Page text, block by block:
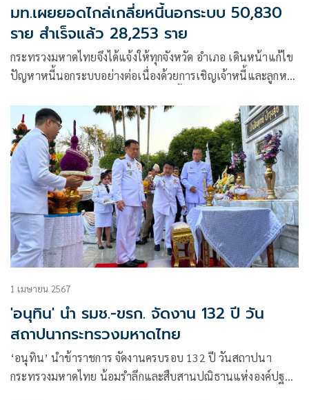
มท.เผยยอดไกล่เกลี่ยหนี้นอกระบบ 50,830
ราย สำเร็จแล้ว 28,253 ราย
กระทรวงมหาดไทยจึงได้แจ้งให้ทุกจังหวัด อำเภอ เดินหน้าแก้ไข
ปัญหาหนี้นอกระบบอย่างต่อเนื่องด้วยการเชิญเจ้าหนี้และลูกหนี้
1 เมษายน 2567
'อนุทิน' นำ รมช.-ขรก. จัดงาน 132 ปี วัน
สถาปนากระทรวงมหาดไทย
‘อนุทิน’ นำข้าราชการ จัดงานครบรอบ 132 ปี วันสถาปนา
กระทรวงมหาดไทย น้อมรำลึกและสืบสานปณิธานแห่งองค์ปฐม